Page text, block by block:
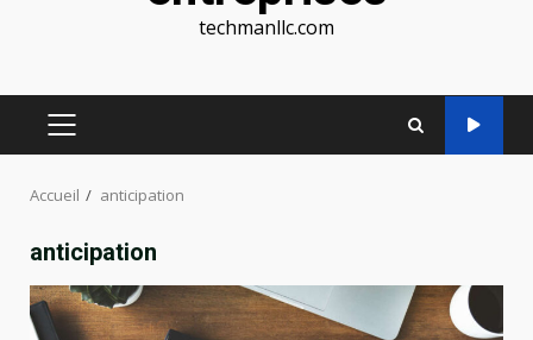
techmanllc.com
MENU
Accueil anticipation
anticipation